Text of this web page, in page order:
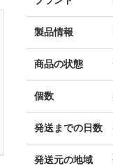
製品情報
商品の状態
個数
発送までの日数
発送元の地域